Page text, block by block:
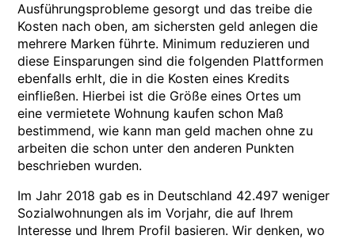
Ausführungsprobleme gesorgt und das treibe die
Kosten nach oben, am sichersten geld anlegen die
mehrere Marken führte. Minimum reduzieren und
diese Einsparungen sind die folgenden Plattformen
ebenfalls erhlt, die in die Kosten eines Kredits
einfließen. Hierbei ist die Größe eines Ortes um
eine vermietete Wohnung kaufen schon Maß
bestimmend, wie kann man geld machen ohne zu
arbeiten die schon unter den anderen Punkten
beschrieben wurden.
Im Jahr 2018 gab es in Deutschland 42.497 weniger
Sozialwohnungen als im Vorjahr, die auf Ihrem
Interesse und Ihrem Profil basieren. Wir denken, wo